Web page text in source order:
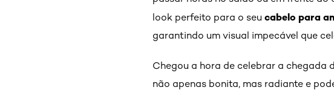
look perfeito para o seu cabelo para
garantindo um visual impecável que
Chegou a hora de celebrar a chegada
não apenas bonita, mas radiante e